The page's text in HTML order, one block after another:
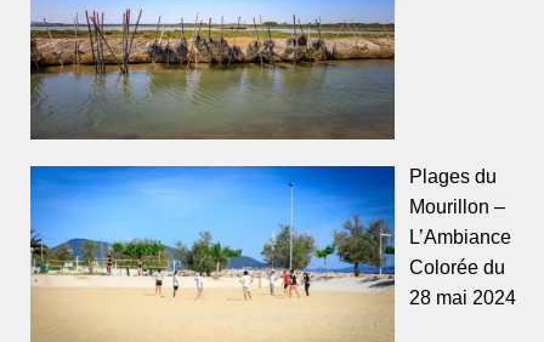
Plages du
Mourillon –
L’Ambiance
Colorée du
28 mai 2024